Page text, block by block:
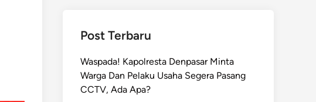
Post Terbaru
Waspada! Kapolresta Denpasar Minta
Warga Dan Pelaku Usaha Segera Pasang
CCTV, Ada Apa?